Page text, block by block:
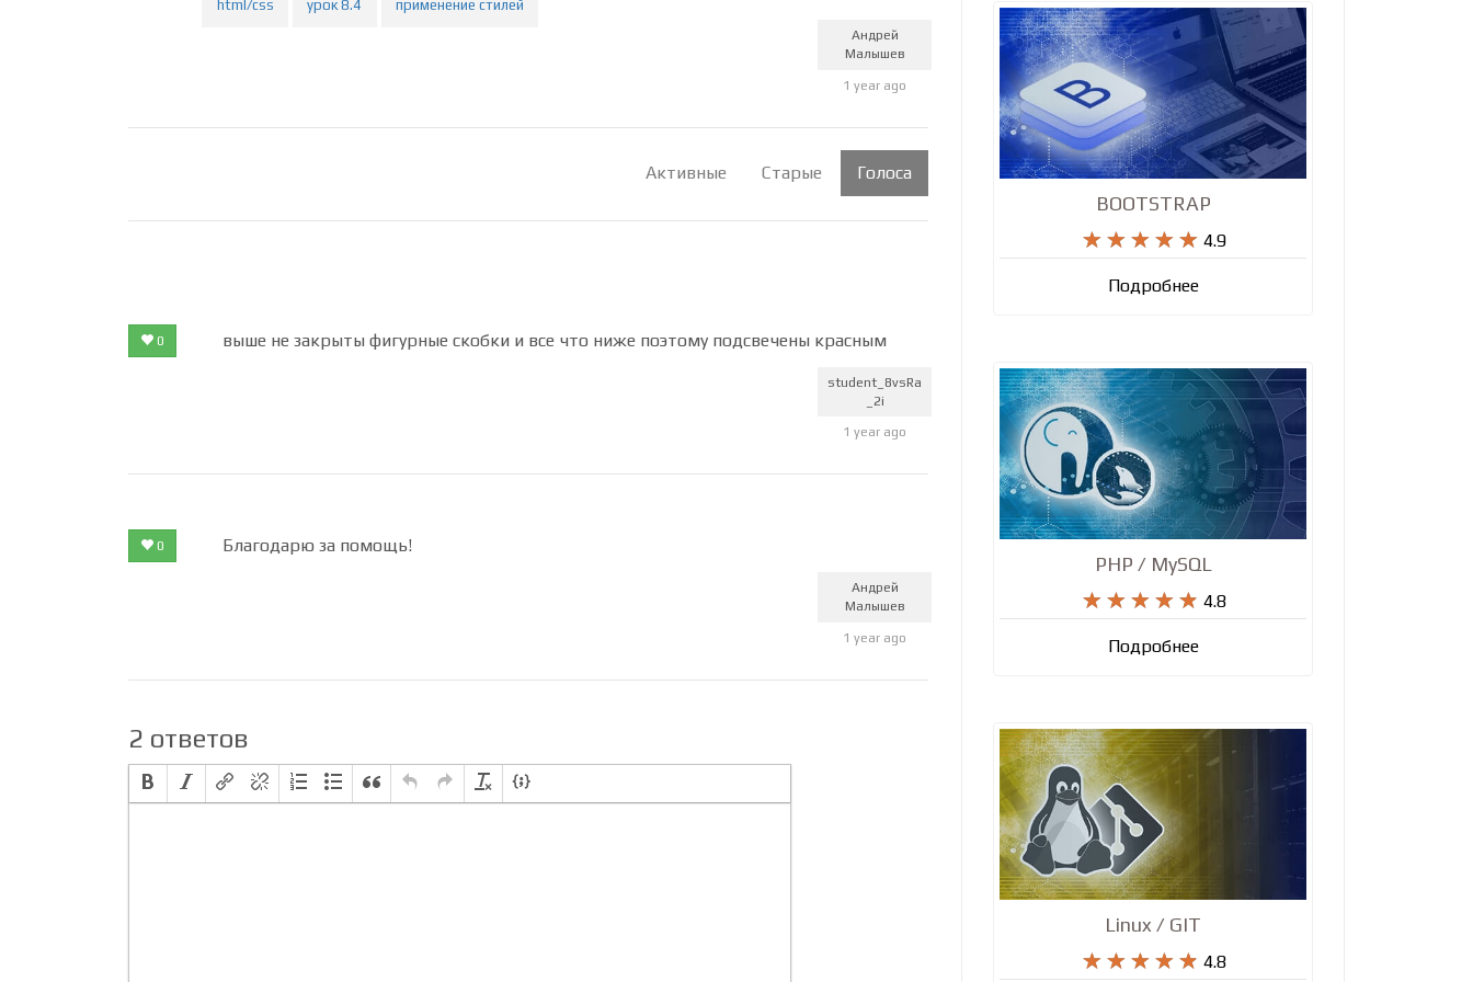
html/css урок 8.4 применение стилей
Андрей
Малышев
1 year ago
Активные Старые Голоса
0 выше не закрыты фигурные скобки и все что ниже поэтому подсвечены красным
student_8vsRa
_2i
1 year ago
0 Благодарю за помощь!
Андрей
Малышев
1 year ago
2 ответов
BOOTSTRAP
    
     4.9
Подробнее
PHP / MySQL
    
     4.8
Подробнее
Linux / GIT
    
     4.8